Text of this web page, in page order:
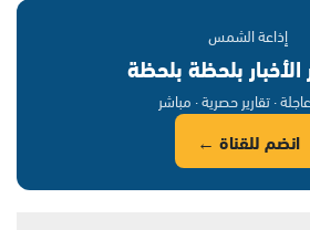
إذاعة الشمس
الأخبار بلحظة بلحظة
· تقارير حصرية · مباشر
انضم للقناة ←